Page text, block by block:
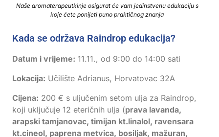
Naše aromaterapeutkinje osigurat će vam jedinstvenu edukaciju s
koje ćete ponijeti puno praktičnog znanja
Kada se održava Raindrop edukacija?
Datum i vrijeme: 11.11., od 9:00 do 14:00 sati
Lokacija: Učilište Adrianus, Horvatovac 32A
Cijena: 200 € s uljučenim setom ulja za Raindrop,
koji uključuje 12 eteričnih ulja (prava lavanda,
arapski tamjanovac, timijan kt.linalol, ravensara
kt.cineol, paprena metvica, bosiljak, mažuran,